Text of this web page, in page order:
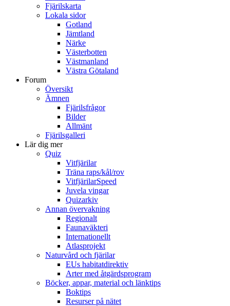
Fjärilskarta
Lokala sidor
Gotland
Jämtland
Närke
Västerbotten
Västmanland
Västra Götaland
Forum
Översikt
Ämnen
Fjärilsfrågor
Bilder
Allmänt
Fjärilsgalleri
Lär dig mer
Quiz
Vitfjärilar
Träna raps/kål/rov
VitfjärilarSpeed
Juvela vingar
Quizarkiv
Annan övervakning
Regionalt
Faunaväkteri
Internationellt
Atlasprojekt
Naturvård och fjärilar
EUs habitatdirektiv
Arter med åtgärdsprogram
Böcker, appar, material och länktips
Boktips
Resurser på nätet